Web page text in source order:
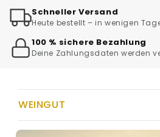
Schneller Versand
Heute bestellt – in wenigen
100 % sichere Bezahlung
Deine Zahlungsdaten werden
WEINGUT
VERKOSTUNGSNOTIZ